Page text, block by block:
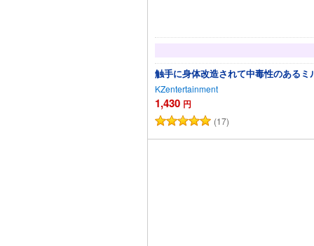
触手に身体改造されて中毒性のある
KZentertainment
1,430 円
(17)